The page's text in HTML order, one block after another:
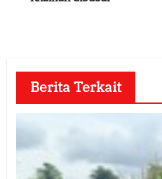
Berita Terkait